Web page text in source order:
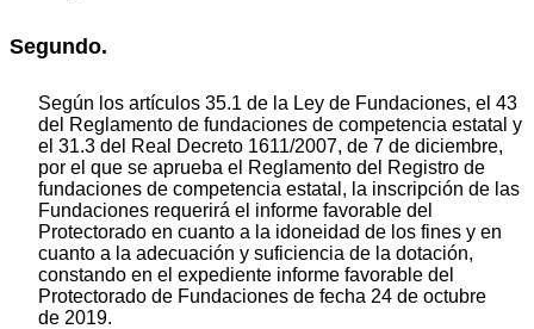
Segundo.
Según los artículos 35.1 de la Ley de Fundaciones, el 43
del Reglamento de fundaciones de competencia estatal y
el 31.3 del Real Decreto 1611/2007, de 7 de diciembre,
por el que se aprueba el Reglamento del Registro de
fundaciones de competencia estatal, la inscripción de las
Fundaciones requerirá el informe favorable del
Protectorado en cuanto a la idoneidad de los fines y en
cuanto a la adecuación y suficiencia de la dotación,
constando en el expediente informe favorable del
Protectorado de Fundaciones de fecha 24 de octubre
de 2019.